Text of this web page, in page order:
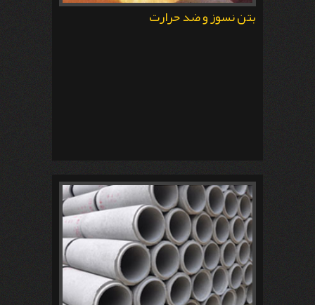
بتن نسوز و ضد حرارت